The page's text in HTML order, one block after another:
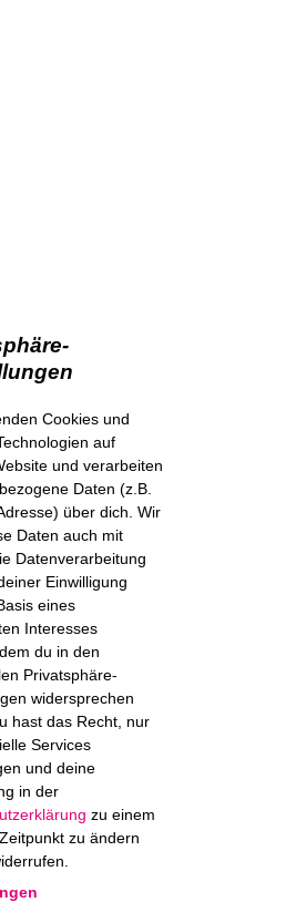
Cookies und
auf
und verarbeiten
Daten (z.B.
über dich. Wir
Daten auch mit
Datenverarbeitung
Einwilligung
eines
Interesses
du in den
Privatsphäre-
widersprechen
hast das Recht, nur
Services
und deine
in der
zu einem
zu ändern